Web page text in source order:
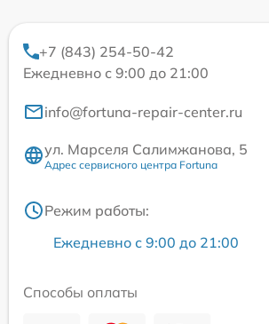
+7 (843) 254-50-42
Ежедневно с 9:00 до 21:00
info@fortuna-repair-center.ru
ул. Марселя Салимжанова, 5
Адрес сервисного центра Fortuna
Режим работы:
Ежедневно с 9:00 до 21:00
Способы оплаты